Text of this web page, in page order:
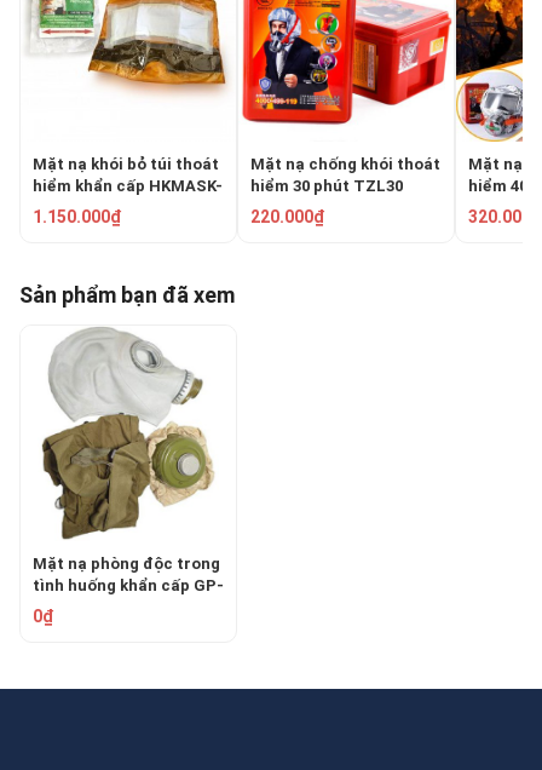
Mặt nạ khói bỏ túi thoát
hiểm khẩn cấp HKMASK-
PSM
1.150.000₫
Mặt nạ chống khói thoát
hiểm 30 phút TZL30
220.000₫
Mặt nạ
hiểm 40
320.000₫
Sản phẩm bạn đã xem
Mặt nạ phòng độc trong
tình huống khẩn cấp GP-
5
0₫